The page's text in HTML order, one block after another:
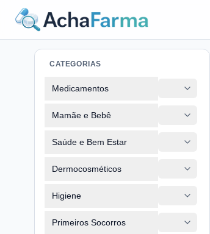
CATEGORIAS
Medicamentos
Mamãe e Bebê
Saúde e Bem Estar
Dermocosméticos
Higiene
Primeiros Socorros